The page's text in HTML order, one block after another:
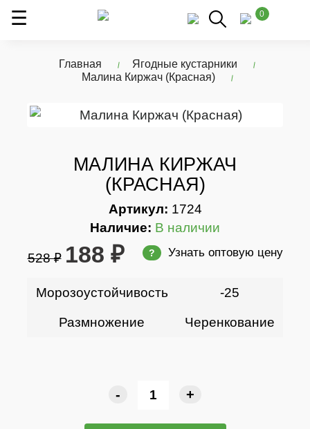
0
Главная
Ягодные кустарники
Малина Киржач (Красная)
МАЛИНА КИРЖАЧ
(КРАСНАЯ)
Артикул: 1724
Наличие: В наличии
528 ₽ 188 ₽ ? Узнать оптовую цену
Морозоустойчивость -25
Размножение Черенкование
- +